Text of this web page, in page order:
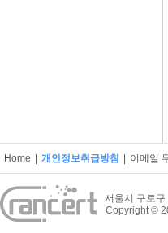
Home 개인정보취급방침 이메일
서울시 구로
Copyright ©